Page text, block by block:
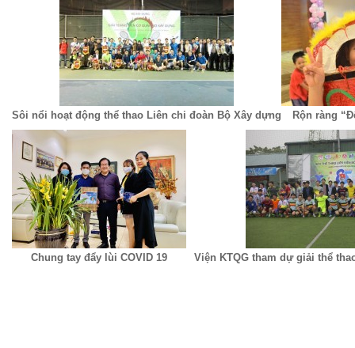
Sôi nổi hoạt động thể thao Liên chi đoàn Bộ Xây dựng Rộn ràng
Chung tay đẩy lùi COVID 19 Viện KTQG tham dự giải thể